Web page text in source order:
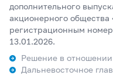
дополнительного
акционерного
регистрационным
13.01.2026.
Решение в
Дальневосточное